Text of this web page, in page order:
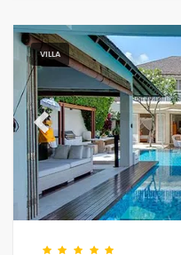
VILLA
Previous